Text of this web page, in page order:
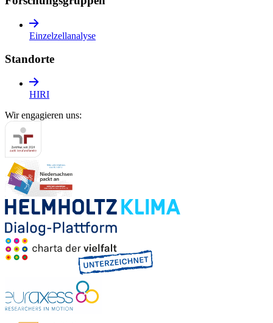
Einzelzellanalyse
Standorte
HIRI
Wir engagieren uns: